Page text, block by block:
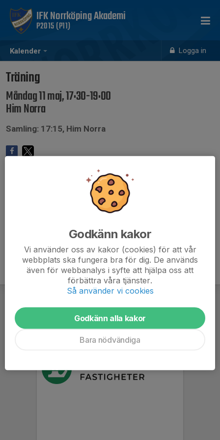
Kalender Logga in
IFK Norrköping Akademi
P2015 (P11)
Träning
Måndag 11 maj, 17:30-19:00
Him Norra
Samling: 17:15, Him Norra
Godkänn kakor
Vi använder oss av kakor (cookies) för att vår
webbplats ska fungera bra för dig. De används
även för webbanalys i syfte att hjälpa oss att
förbättra våra tjänster.
Så använder vi cookies
Godkänn alla kakor
Bara nödvändiga